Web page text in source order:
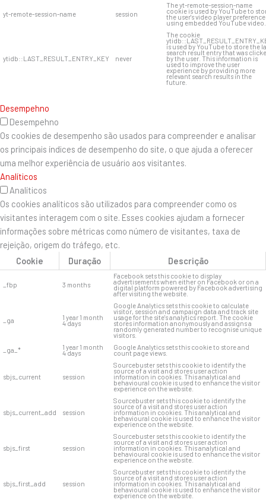
yt-remote-session-name session
The yt-remote-session-name
cookie is used by YouTube to
the user's video player
using embedded YouTube video.
ytidb::LAST_RESULT_ENTRY_KEY never
The cookie
is used by YouTube to store the
search result entry that was
by the user. This information is
used to improve the user
experience by providing more
relevant search results in the
future.
Desempehno
Desempehno
Os cookies de desempenho são usados ​​para compreender e analisar
os principais índices de desempenho do site, o que ajuda a oferecer
uma melhor experiência de usuário aos visitantes.
Analíticos
Analíticos
Os cookies analíticos são utilizados para compreender como os
visitantes interagem com o site. Esses cookies ajudam a fornecer
informações sobre métricas como número de visitantes, taxa de
rejeição, origem do tráfego, etc.
Cookie
Duração Descrição
_fbp 3 months
Facebook sets this cookie to display
advertisements when either on Facebook or on a
digital platform powered by Facebook advertising
after visiting the website.
_ga 1 year 1 month
4 days
Google Analytics sets this cookie to calculate
visitor, session and campaign data and track site
usage for the site's analytics report. The cookie
stores information anonymously and assigns a
randomly generated number to recognise unique
visitors.
_ga_*
1 year 1 month
4 days
Google Analytics sets this cookie to store and
count page views.
sbjs_current session
Sourcebuster sets this cookie to identify the
source of a visit and stores user action
information in cookies. This analytical and
behavioural cookie is used to enhance the visitor
experience on the website.
sbjs_current_add session
Sourcebuster sets this cookie to identify the
source of a visit and stores user action
information in cookies. This analytical and
behavioural cookie is used to enhance the visitor
experience on the website.
sbjs_first session
Sourcebuster sets this cookie to identify the
source of a visit and stores user action
information in cookies. This analytical and
behavioural cookie is used to enhance the visitor
experience on the website.
sbjs_first_add session
Sourcebuster sets this cookie to identify the
source of a visit and stores user action
information in cookies. This analytical and
behavioural cookie is used to enhance the visitor
experience on the website.